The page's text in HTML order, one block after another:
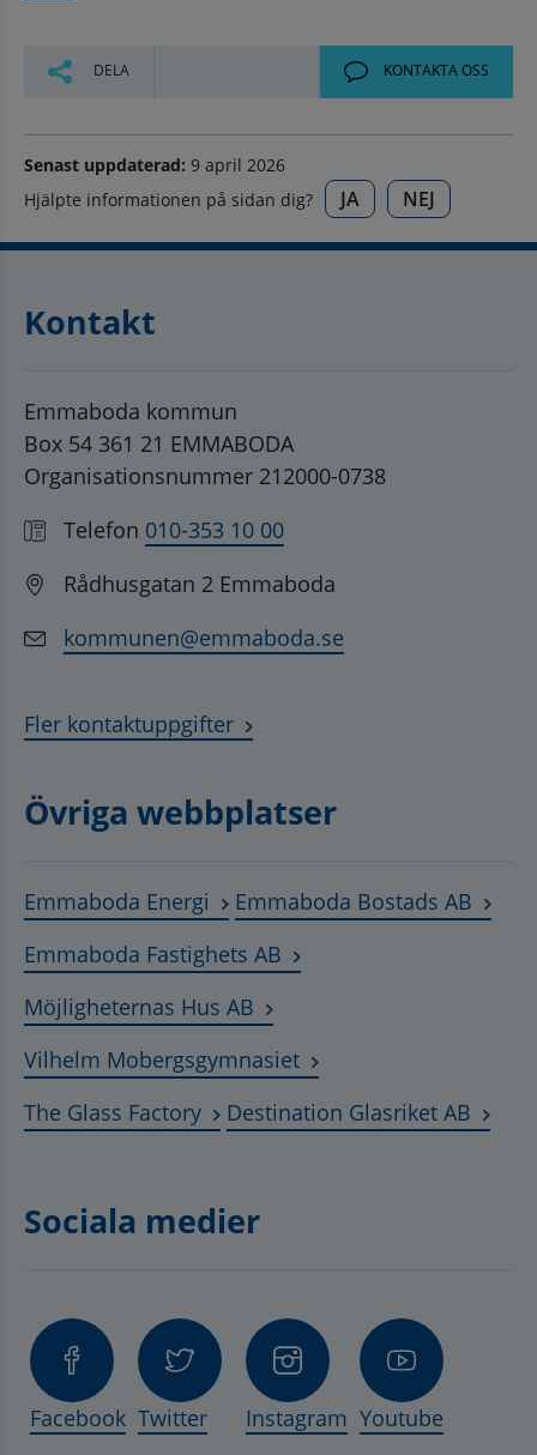
DELA KONTAKTA OSS
Senast uppdaterad: 9 april 2026
Hjälpte informationen på sidan dig?
JA NEJ
Kontakt
Emmaboda kommun
Box 54 361 21 EMMABODA
Organisationsnummer 212000-0738
Telefon 010-353 10 00
Rådhusgatan 2 Emmaboda
kommunen@emmaboda.se
Fler kontaktuppgifter
Övriga webbplatser
Emmaboda Energi Länk till annan webbplats,
Emmaboda Bostads AB
Emmaboda Fastighets AB Länk till annan
Möjligheternas Hus AB Länk till annan webbplats,
Vilhelm MobergsgymnasietLänk till annan
The Glass FactoryLänk till annan webbplats,
Destination Glasriket AB
Sociala medier
Facebook Twitter Instagram Youtube